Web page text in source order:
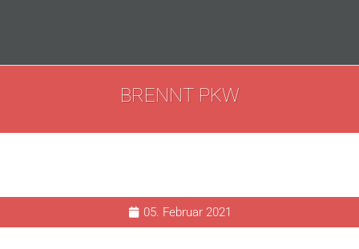
BRENNT PKW
05. Februar 2021